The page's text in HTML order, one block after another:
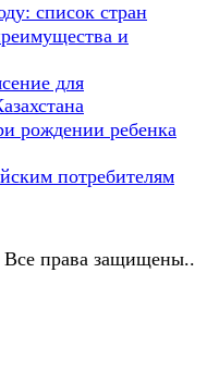
список стран
и
для
рождении ребенка
потребителям
Все права защищены..